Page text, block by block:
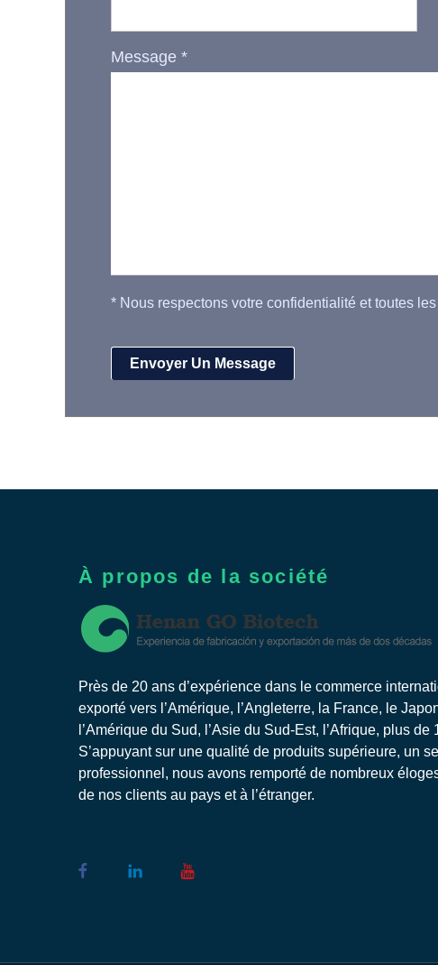
Message *
* Nous respectons votre confidentialité et toutes
À propos de la société
Près de 20 ans d’expérience dans le commerce
exporté vers l’Amérique, l’Angleterre, la France, le
l’Amérique du Sud, l’Asie du Sud-Est, l’Afrique, plus
S’appuyant sur une qualité de produits supérieure, un
professionnel, nous avons remporté de nombreux
de nos clients au pays et à l’étranger.